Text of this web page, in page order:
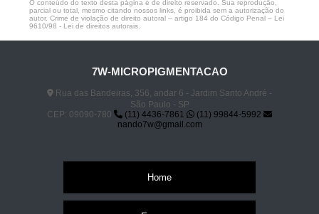
O conteúdo do texto desta página é de direito reservado. Sua reprodução,
parcial ou total, mesmo citando nossos links, é proibida sem a autorização do
autor. Crime de violação de direito autoral – artigo 184 do Código Penal – Lei
9610/98 - Lei de direitos autorais
7W-MICROPIGMENTACAO
Rua das Bandeiras, 356, andar 6 - Jardim Santo André -
São Paulo - SP
CEP: 09090-780
(11) 4436-7861
(11) 99844-5992
nando7w@gmail.com
Home